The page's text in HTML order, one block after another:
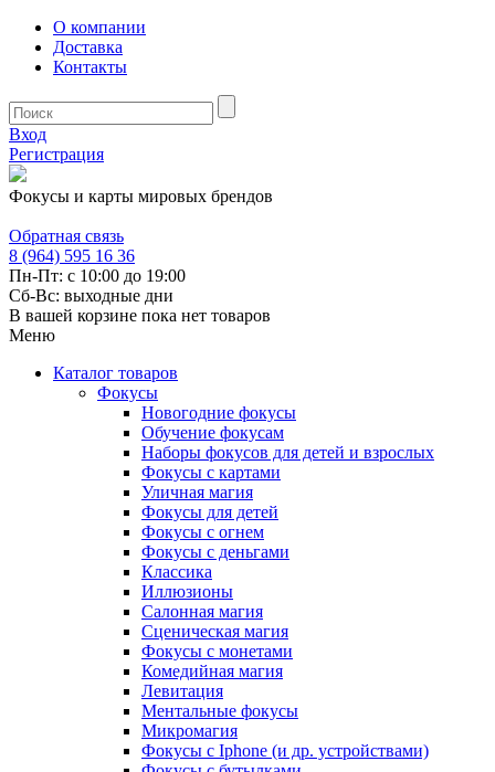
О компании
Доставка
Контакты
Вход
Регистрация
Фокусы и карты мировых брендов
Обратная связь
8 (964) 595 16 36
Пн-Пт: с 10:00 до 19:00
Сб-Вс: выходные дни
В вашей корзине пока нет товаров
Меню
Каталог товаров
Фокусы
Новогодние фокусы
Обучение фокусам
Наборы фокусов для детей и взрослых
Фокусы с картами
Уличная магия
Фокусы для детей
Фокусы с огнем
Фокусы с деньгами
Классика
Иллюзионы
Салонная магия
Сценическая магия
Фокусы с монетами
Комедийная магия
Левитация
Ментальные фокусы
Микромагия
Фокусы с Iphone (и др. устройствами)